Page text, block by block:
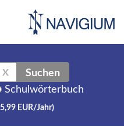
X Suchen
Schulwörterbuch
EUR/Jahr)